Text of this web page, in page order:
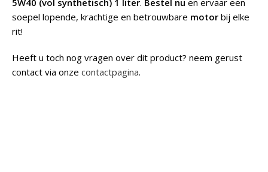
5W40 (vol synthetisch) 1 liter. Bestel nu en ervaar een
soepel lopende, krachtige en betrouwbare motor bij elke
rit!
Heeft u toch nog vragen over dit product? neem gerust
contact via onze contactpagina.